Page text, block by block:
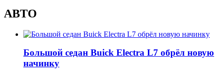
АВТО
Большой седан Buick Electra L7 обрёл новую
начинку